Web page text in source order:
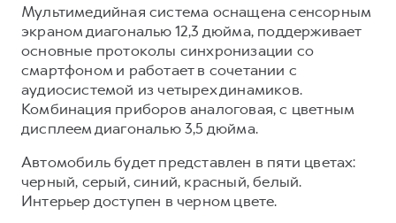
Мультимедийная система оснащена сенсорным
экраном диагональю 12,3 дюйма, поддерживает
основные протоколы синхронизации со
смартфоном и работает в сочетании с
аудиосистемой из четырех динамиков.
Комбинация приборов аналоговая, с цветным
дисплеем диагональю 3,5 дюйма.
Автомобиль будет представлен в пяти цветах:
черный, серый, синий, красный, белый.
Интерьер доступен в черном цвете.